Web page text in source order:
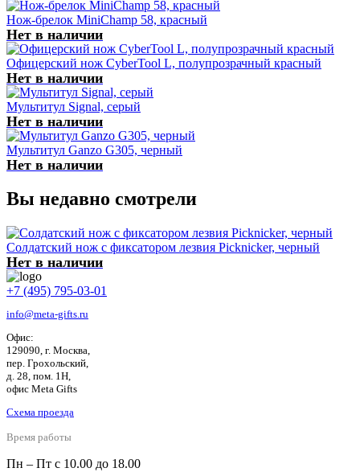
Нож-брелок MiniChamp 58, красный
Нет в наличии
Офицерский нож CyberTool L, полупрозрачный красный
Нет в наличии
Мультитул Signal, серый
Нет в наличии
Мультитул Ganzo G305, черный
Нет в наличии
Вы недавно смотрели
Солдатский нож с фиксатором лезвия Picknicker, черный
Нет в наличии
+7 (495) 795-03-01
info@meta-gifts.ru
Офис:
129090, г. Москва,
пер. Грохольский,
д. 28, пом. 1Н,
офис Meta Gifts
Схема проезда
Время работы
Пн – Пт с 10.00 до 18.00